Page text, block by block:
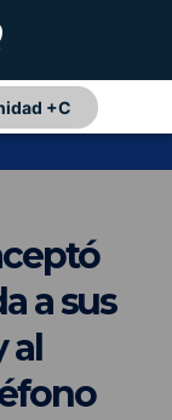
+C
a sus
al